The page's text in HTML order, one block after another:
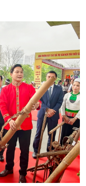
học & Công nghệ
công nghệ
với biến đổi